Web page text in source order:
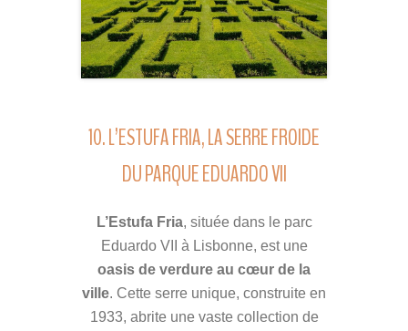
10. L’ESTUFA FRIA, LA SERRE FROIDE
DU PARQUE EDUARDO VII
L’Estufa Fria, située dans le parc
Eduardo VII à Lisbonne, est une
oasis de verdure au cœur de la
ville. Cette serre unique, construite en
1933, abrite une vaste collection de